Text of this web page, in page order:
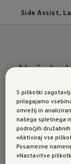
Side Assist,
Naš
S piškotki
prilagajamo
omrežij in
našega spletnega
področjih
»Aktiviraj vse
Posamezne
»Nastavitve